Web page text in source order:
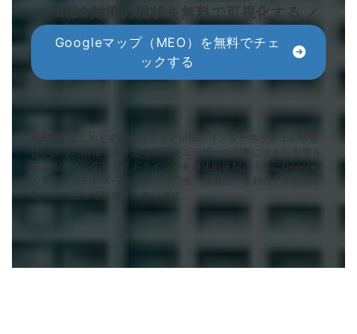
＼ MEO対策の現状を無料で可視化する ／
Googleマップ（MEO）を無料でチェ
ックする
は、誤った情報や不十分な設計がユーザーの判断に大きな影響を
与えるため、広告ガイドラインや各種法的規制、さらにGoogle
が重視するE-E-A-T（経験・専門性・権威性・信頼性）の観点か
ら、特に厳しく評価されています。